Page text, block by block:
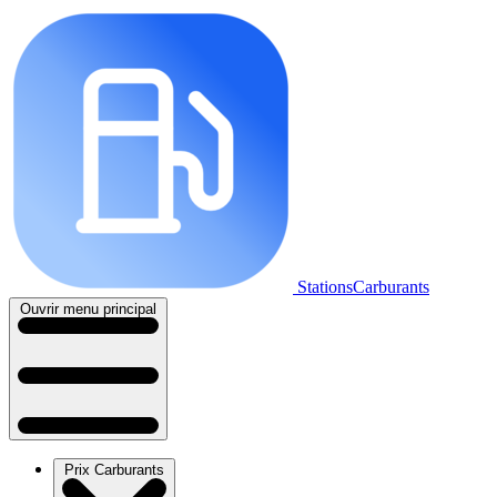
StationsCarburants
Ouvrir menu principal
Prix Carburants